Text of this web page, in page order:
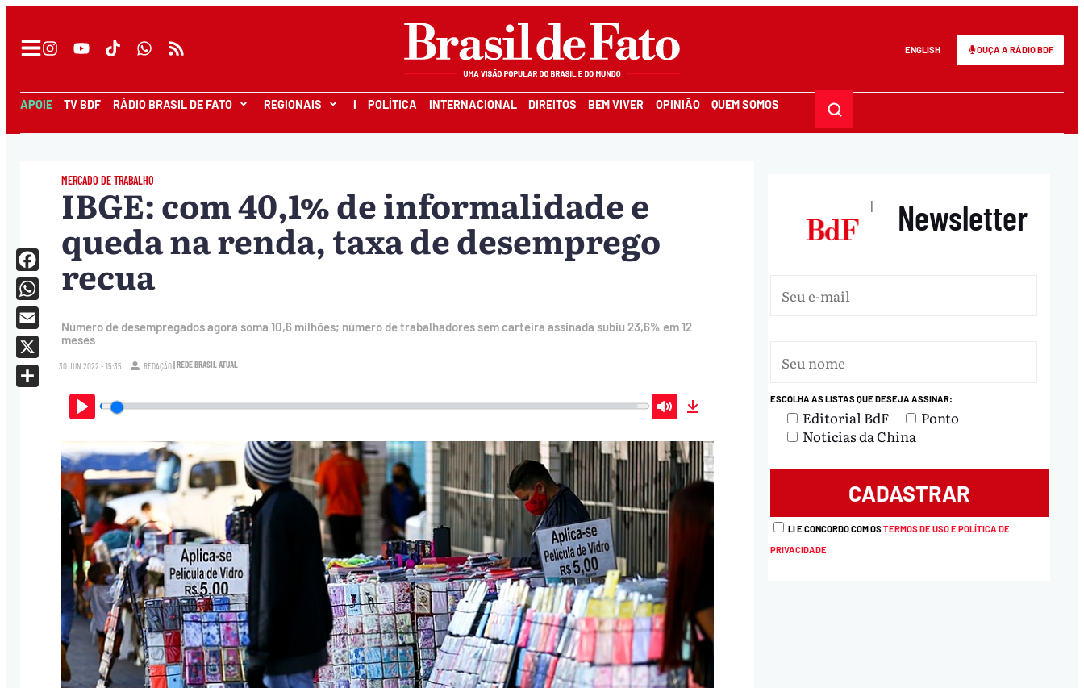
ENGLISH OUÇA A RÁDIO BDF
APOIE TV BDF RÁDIO BRASIL DE FATO REGIONAIS I POLÍTICA INTERNACIONAL DIREITOS BEM VIVER OPINIÃO QUEM SOMOS
MERCADO DE TRABALHO
IBGE: com 40,1% de informalidade e
queda na renda, taxa de desemprego
recua
Número de desempregados agora soma 10,6 milhões; número de trabalhadores sem carteira assinada subiu 23,6% em 12
meses
30.JUN.2022 - 15:35 REDAÇÃO| REDE BRASIL ATUAL
Play Mute
Facebook
WhatsApp
Email
X
| Newsletter
ESCOLHA AS LISTAS QUE DESEJA ASSINAR:
Editorial BdF
Ponto
Notícias da China
LI E CONCORDO COM OSTERMOS DE USO E POLÍTICA DE
PRIVACIDADE